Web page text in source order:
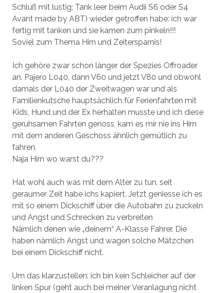
Schluß mit lustig: Tank leer beim Audii S6 oder S4
Avant made by ABT) wieder getroffen habe: ich war
fertig mit tanken und sie kamen zum pinkeln!!!
Soviel zum Thema Hirn und Zeitersparnis!
Ich gehöre zwar schon länger der Spezies Offroader
an. Pajero L040, dann V60 und jetzt V80 und obwohl
damals der L040 der Zweitwagen war und als
Familienkutsche hauptsächlich für Ferienfahrten mit
Kids, Hund und der Ex herhalten musste und ich diese
geruhsamen Fahrten genoss, kam es mir nie ins Hirn
mit dem anderen Geschoss ähnlich gemütlich zu
fahren.
Naja Hirn wo warst du???
Hat wohl auch was mit dem Alter zu tun, seit
geraumer Zeit habe ichs kapiert. Jetzt geniesse ich es
mit so einem Dickschiff über die Autobahn zu zuckeln
und Angst und Schrecken zu verbreiten
Nämlich denen wie „deinem“ A-Klasse Fahrer. Die
haben nämlich Angst und wagen solche Mätzchen
bei einem Dickschiff nicht.
Um das klarzustellen: ich bin kein Schleicher auf der
linken Spur (geht auch bei meiner Veranlagung nicht